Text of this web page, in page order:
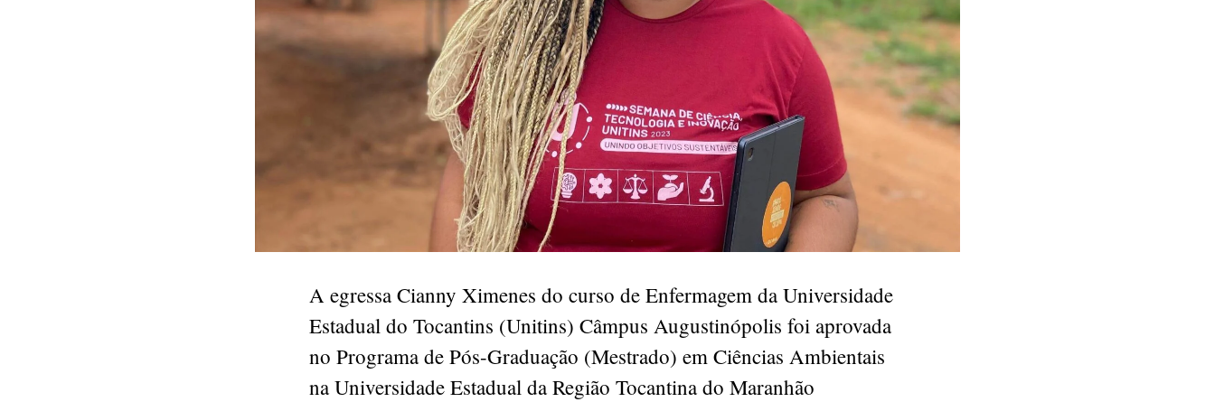
A egressa Cianny Ximenes do curso de Enfermagem da Universidade
Estadual do Tocantins (Unitins) Câmpus Augustinópolis foi aprovada
no Programa de Pós-Graduação (Mestrado) em Ciências Ambientais
na Universidade Estadual da Região Tocantina do Maranhão